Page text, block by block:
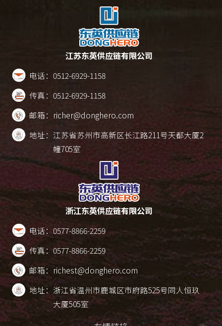
江苏东英供应链有限公司
电话： 0512-6929-1158
传真： 0512-6929-1158
邮箱： richer@donghero.com
地址： 江苏省苏州市高新区长江路211号天都大厦2
幢705室
浙江东英供应链有限公司
电话： 0577-8866-2259
传真： 0577-8866-2259
邮箱： richest@donghero.com
地址： 浙江省温州市鹿城区市府路525号同人恒玖
大厦505室